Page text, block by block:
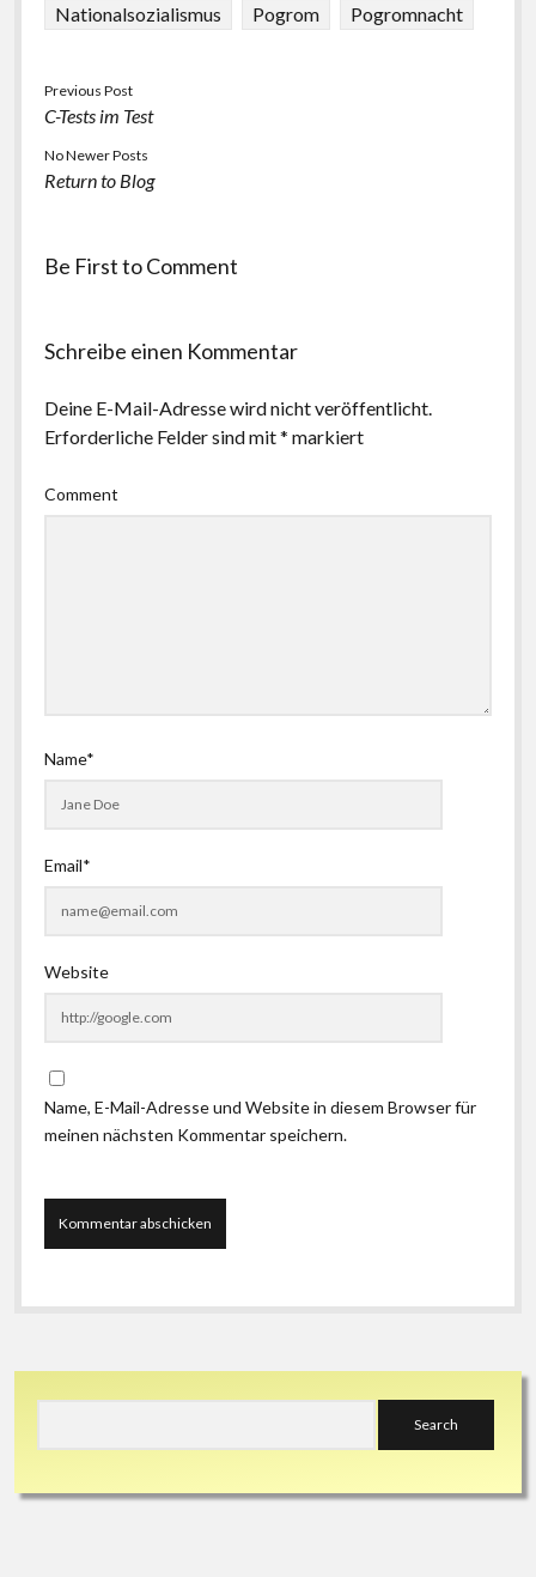
Nationalsozialismus
Pogrom Pogromnacht
Previous Post
C-Tests im Test
No Newer Posts
Return to Blog
Be First to Comment
Schreibe einen Kommentar
Deine E-Mail-Adresse wird nicht veröffentlicht.
Erforderliche Felder sind mit* markiert
Comment
Name*
Email*
Website
Name, E-Mail-Adresse und Website in diesem Browser für
meinen nächsten Kommentar speichern.
Sidebar